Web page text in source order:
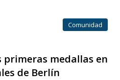
Comunidad
primeras medallas en
de Berlín